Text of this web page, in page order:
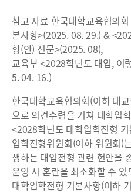
참고 자료 한국대학교육협의
본사항>(2025. 08. 29.) &
항(안) 전문>(2025. 08),
교육부 <2028학년도 대입, 이
5. 04. 16.)
한국대학교육협의회(이하 대
으로 의견수렴을 거쳐 대학입
<2028학년도 대학입학전형
입학전형위원회(이하 위원회)
생하는 대입전형 관련 현안을
운영 시 혼란을 최소화할 수
대학입학전형 기본사항(이하